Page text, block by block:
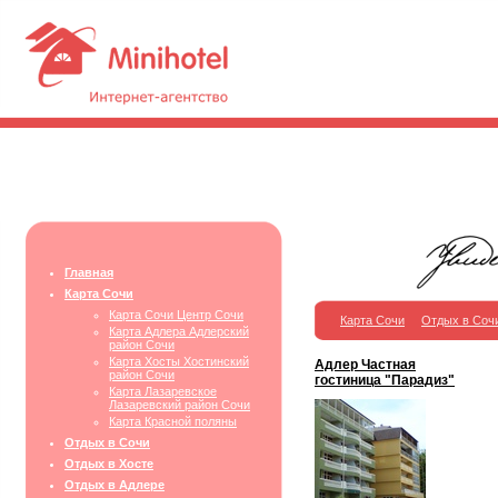
Главная
Карта Сочи
Карта Сочи Центр Сочи
Карта Адлера Адлерский
район Сочи
Карта Хосты Хостинский
район Сочи
Карта Лазаревское
Лазаревский район Сочи
Карта Красной поляны
Отдых в Сочи
Отдых в Хосте
Отдых в Адлере
Карта Сочи Отдых в
Адлер Частная
гостиница "Парадиз"